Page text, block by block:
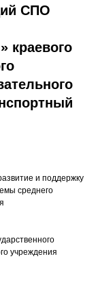
СПО
краевого
и поддержку
среднего
учреждения